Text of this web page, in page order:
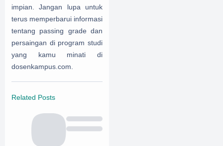
impian. Jangan lupa untuk
terus memperbarui informasi
tentang passing grade dan
persaingan di program studi
yang kamu minati di
dosenkampus.com.
Related Posts